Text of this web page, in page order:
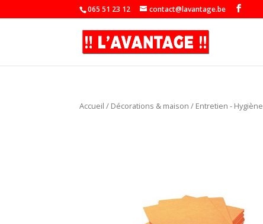
065 51 23 12 contact@lavantage.be
Accueil / Décorations & maison / Entretien - Hygiène